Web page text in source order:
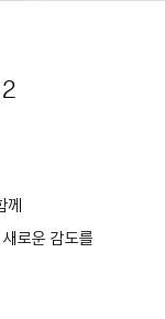
께
로운 감도를